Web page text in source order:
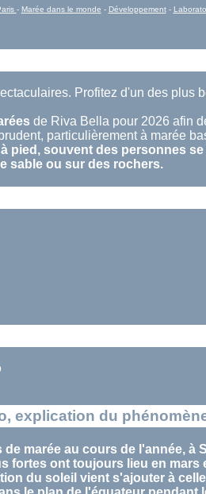
- Marée dans le monde - Développement-
Profitez d'un des plus
de Riva Bella pour 2026 afin
particulièrement à marée
pied, souvent des personnes
sable ou sur des rochers.
explication du
marée au cours de l'année, à
fortes ont toujours lieu en mars
du soleil vient s'ajouter à